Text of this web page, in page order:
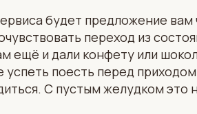
будет предложение вам
переход из
ещё и дали конфету или
поесть перед
С пустым желудком это